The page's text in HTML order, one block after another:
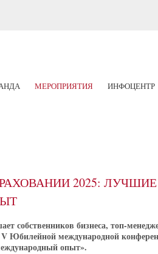
МЕРОПРИЯТИЯ ИНФОЦЕНТР
2025:
собственников бизнеса, топ-
V Юбилейной международной
опыт».